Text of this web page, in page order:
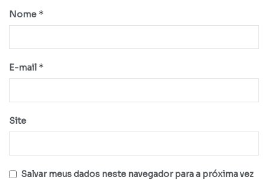
Nome *
E-mail *
Site
Salvar meus dados neste navegador para a próxima vez